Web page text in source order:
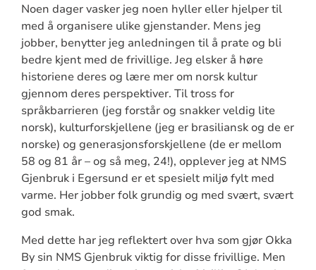
Noen dager vasker jeg noen hyller eller hjelper til
med å organisere ulike gjenstander. Mens jeg
jobber, benytter jeg anledningen til å prate og bli
bedre kjent med de frivillige. Jeg elsker å høre
historiene deres og lære mer om norsk kultur
gjennom deres perspektiver. Til tross for
språkbarrieren (jeg forstår og snakker veldig lite
norsk), kulturforskjellene (jeg er brasiliansk og de er
norske) og generasjonsforskjellene (de er mellom
58 og 81 år – og så meg, 24!), opplever jeg at NMS
Gjenbruk i Egersund er et spesielt miljø fylt med
varme. Her jobber folk grundig og med svært, svært
god smak.
Med dette har jeg reflektert over hva som gjør Okka
By sin NMS Gjenbruk viktig for disse frivillige. Men